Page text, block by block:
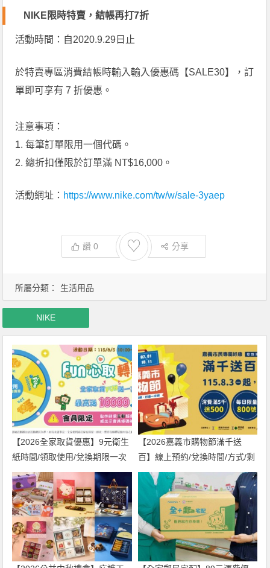
NIKE限時特賣，結帳再打7折
活動時間：自2020.9.29日止
於特賣專區消費結帳時輸入輸入優惠碼【SALE30】，訂
單即可享有 7 折優惠。
注意事項：
1. 每筆訂單限用一個代碼。
2. 總折扣僅限於訂單滿 NT$16,000。
活動網址： https://www.nike.com/tw/w/sale-3yaep
讚0 ♡ 分享
所屬分類： 生活用品
NIKE
【2026全家取貨優惠】9元衛生
紙時間/領取使用/兌換期限一次
看！
【2026嘉義市購物節滿千送
百】線上預約/兌換時間/方式/剩
餘金額一次看！